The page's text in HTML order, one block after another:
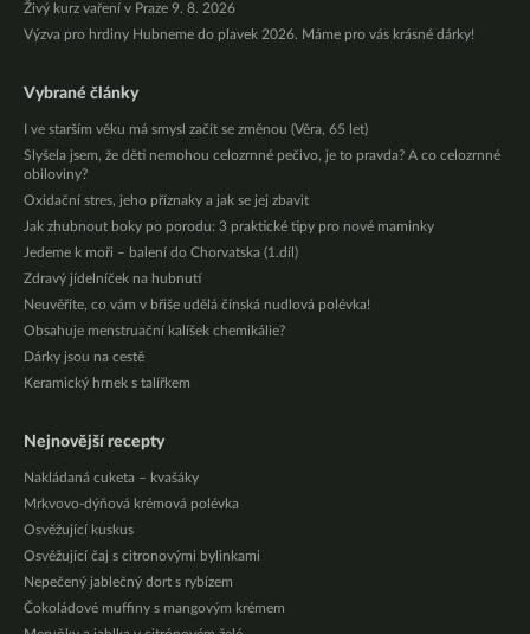
Živý kurz vaření v Praze 9. 8. 2026
Výzva pro hrdiny Hubneme do plavek 2026. Máme pro vás krásné dárky!
Vybrané články
I ve starším věku má smysl začít se změnou (Věra, 65 let)
Slyšela jsem, že děti nemohou celozrnné pečivo, je to pravda? A co celozrnné
obiloviny?
Oxidační stres, jeho příznaky a jak se jej zbavit
Jak zhubnout boky po porodu: 3 praktické tipy pro nové maminky
Jedeme k moři – balení do Chorvatska (1.díl)
Zdravý jídelníček na hubnutí
Neuvěříte, co vám v břiše udělá čínská nudlová polévka!
Obsahuje menstruační kalíšek chemikálie?
Dárky jsou na cestě
Keramický hrnek s talířkem
Nejnovější recepty
Nakládaná cuketa – kvašáky
Mrkvovo-dýňová krémová polévka
Osvěžující kuskus
Osvěžující čaj s citronovými bylinkami
Nepečený jablečný dort s rybízem
Čokoládové muffiny s mangovým krémem